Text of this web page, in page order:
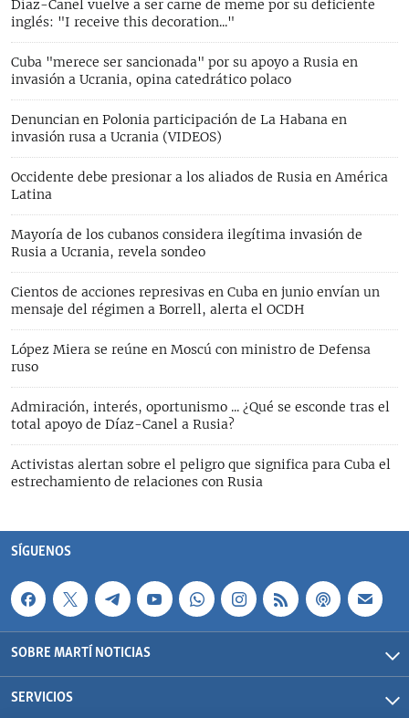
Díaz-Canel vuelve a ser carne de meme por su deficiente
inglés: "I receive this decoration..."
Cuba "merece ser sancionada" por su apoyo a Rusia en
invasión a Ucrania, opina catedrático polaco
Denuncian en Polonia participación de La Habana en
invasión rusa a Ucrania (VIDEOS)
Occidente debe presionar a los aliados de Rusia en América
Latina
Mayoría de los cubanos considera ilegítima invasión de
Rusia a Ucrania, revela sondeo
Cientos de acciones represivas en Cuba en junio envían un
mensaje del régimen a Borrell, alerta el OCDH
López Miera se reúne en Moscú con ministro de Defensa
ruso
Admiración, interés, oportunismo ... ¿Qué se esconde tras el
total apoyo de Díaz-Canel a Rusia?
Activistas alertan sobre el peligro que significa para Cuba el
estrechamiento de relaciones con Rusia
SÍGUENOS
SOBRE MARTÍ NOTICIAS
SERVICIOS